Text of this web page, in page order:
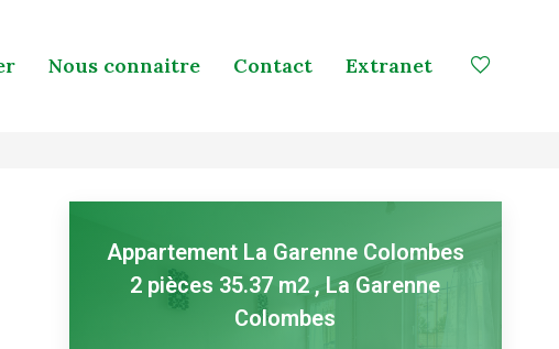
Nous connaitre Contact Extranet
Appartement La Garenne Colombes
2 pièces 35.37 m2 , La Garenne
Colombes